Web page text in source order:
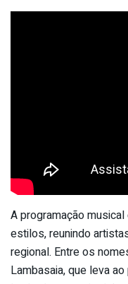
A programação
estilos, reunindo
regional. Entre os
Lambasaia, que leva